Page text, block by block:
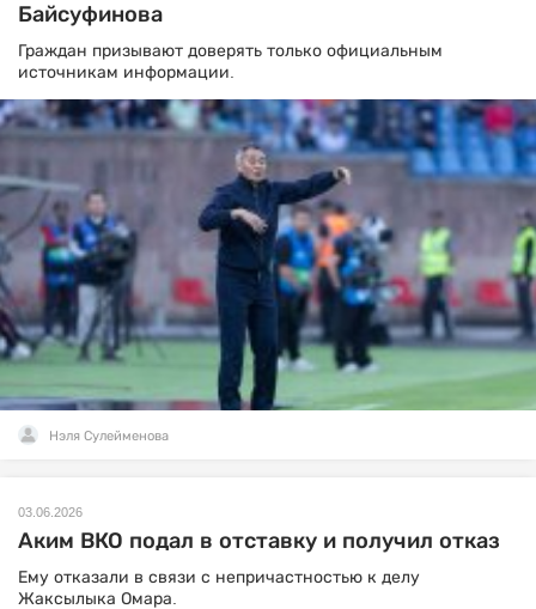
Байсуфинова
Граждан призывают доверять только официальным
источникам информации.
Нэля Сулейменова
03.06.2026
Аким ВКО подал в отставку и получил отказ
Ему отказали в связи с непричастностью к делу
Жаксылыка Омара.